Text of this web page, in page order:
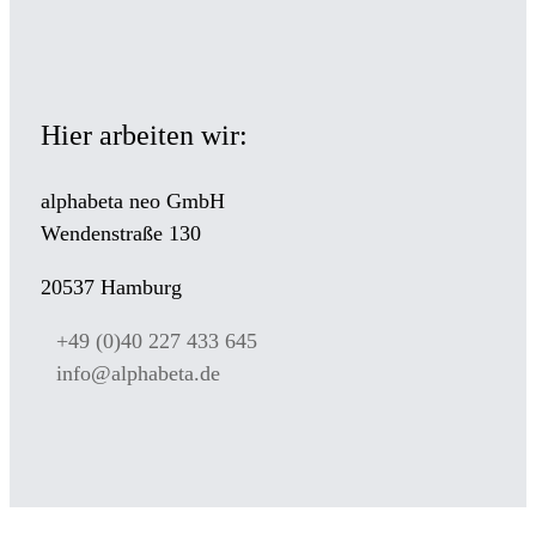
Hier arbeiten wir:
alphabeta neo GmbH
Wendenstraße 130
20537 Hamburg
+49 (0)40 227 433 645
info@alphabeta.de